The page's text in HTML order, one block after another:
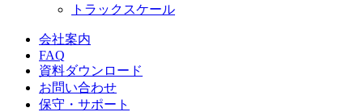
トラックスケール
会社案内
FAQ
資料ダウンロード
お問い合わせ
保守・サポート